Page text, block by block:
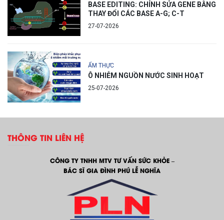
BASE EDITING: CHỈNH SỬA GENE BẰNG
THAY ĐỔI CÁC BASE A-G; C-T
27-07-2026
ẨM THỰC
Ô NHIỄM NGUỒN NƯỚC SINH HOẠT
25-07-2026
THÔNG TIN LIÊN HỆ
CÔNG TY TNHH MTV TƯ VẤN SỨC KHỎE –
BÁC SĨ GIA ĐÌNH PHÚ LỄ NGHĨA